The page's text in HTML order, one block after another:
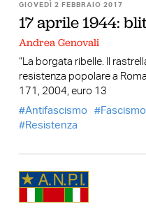
GIOVEDÌ 2 FEBBRAIO 2017
17 aprile 1944:
Andrea Genovali
“La borgata ribelle. Il
resistenza popolare a
171, 2004, euro 13
Antifascismo
Fascismo
Resistenza